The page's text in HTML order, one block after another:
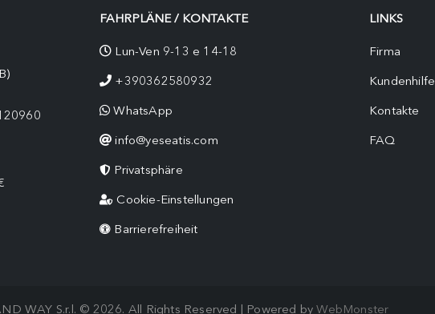
FAHRPLÄNE / KONTAKTE
Lun-Ven 9-13 e 14-18
+390362580932
WhatsApp
info@yeseatis.com
Privatsphäre
Cookie-Einstellungen
Barrierefreiheit
LINKS
Firma
Kundenhilfe
Kontakte
FAQ
WAY S.r.l. © 2026. All Rights Reserved | Powered byWebMonster